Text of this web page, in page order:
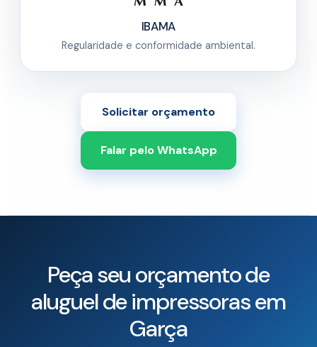
IBAMA
Regularidade e conformidade ambiental.
Solicitar orçamento
Falar pelo WhatsApp
Peça seu orçamento de
aluguel de impressoras em
Garça